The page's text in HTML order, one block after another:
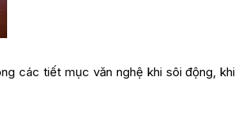
các tiết mục văn nghệ khi sôi động, khi